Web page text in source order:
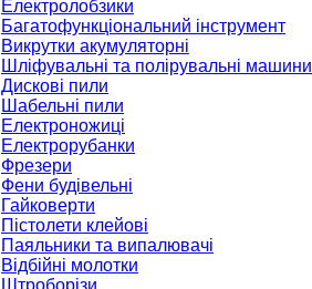
Електролобзики
Багатофункціональний інструмент
Викрутки акумуляторні
Шліфувальні та полірувальні машини
Дискові пили
Шабельні пили
Електроножиці
Електрорубанки
Фрезери
Фени будівельні
Гайковерти
Пістолети клейові
Паяльники та випалювачі
Відбійні молотки
Штроборізи